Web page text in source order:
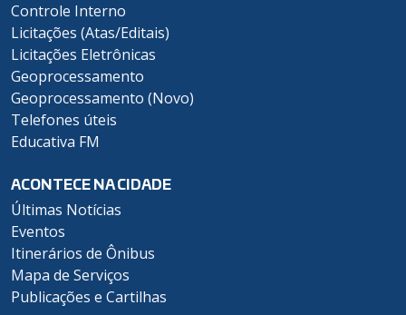
Controle Interno
Licitações (Atas/Editais)
Licitações Eletrônicas
Geoprocessamento
Geoprocessamento (Novo)
Telefones úteis
Educativa FM
ACONTECE NA CIDADE
Últimas Notícias
Eventos
Itinerários de Ônibus
Mapa de Serviços
Publicações e Cartilhas